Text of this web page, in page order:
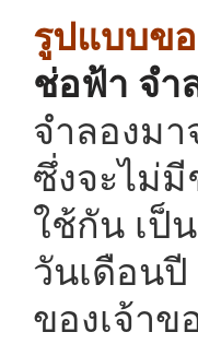
รูปแบบข
ช่อฟ้า จำ
จำลองม
ซึ่งจะไม่
ใช้กัน เป็
วันเดือน
ของเจ้าข